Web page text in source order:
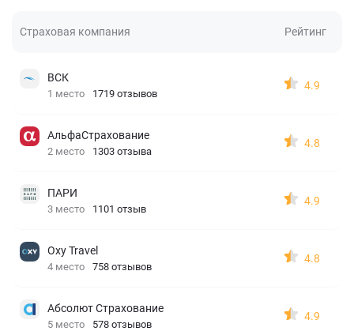
Страховая компания Рейтинг
ВСК
1 место 1719 отзывов
4.9
АльфаСтрахование
2 место 1303 отзыва
4.8
ПАРИ
3 место 1101 отзыв
4.9
Oxy Travel
4 место 758 отзывов
4.8
Абсолют Страхование
5 место 578 отзывов
4.9